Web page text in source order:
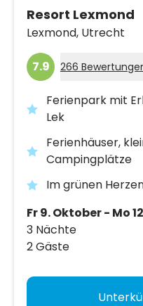
Resort Lexmond
Lexmond, Utrecht
7.9 266
Ferienpark mit
Lek
Ferienhäuser,
Campingplätze
Im grünen
Fr 9. Oktober - Mo
3 Nächte
2 Gäste